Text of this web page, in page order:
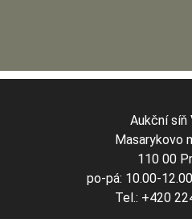
Aukční síň
Masarykovo
110 00
po-pá: 10.00-
Tel.: +420